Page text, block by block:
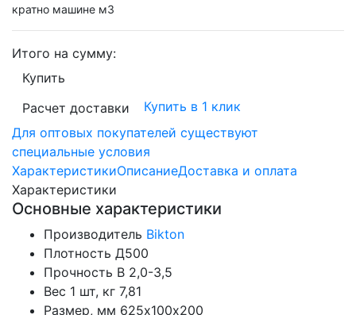
кратно машине м3
Итого на сумму:
Купить
Расчет доставки
Купить в 1 клик
Для оптовых покупателей существуют
специальные условия
ХарактеристикиОписаниеДоставка и оплата
Характеристики
Основные характеристики
Производитель Bikton
Плотность Д500
Прочность B 2,0-3,5
Вес 1 шт, кг 7,81
Размер, мм 625х100х200